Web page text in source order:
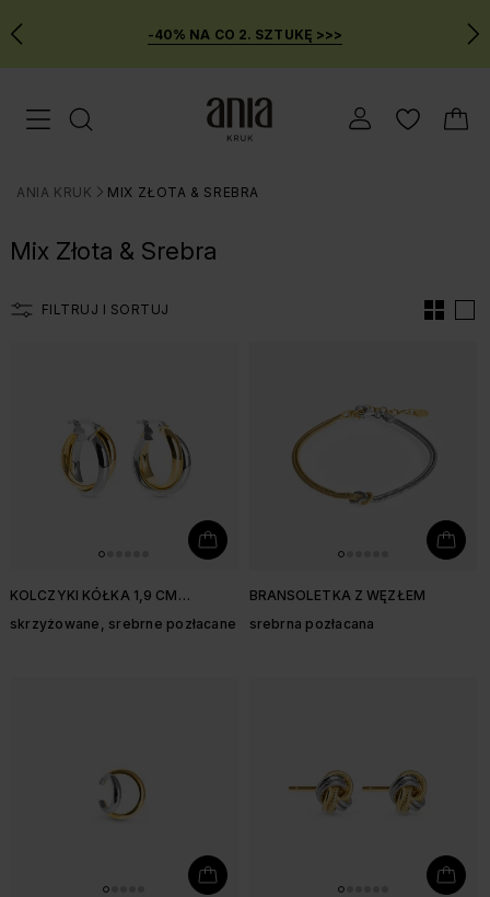
Przejdź
do
FILTRÓW
MENU
-40% NA CO 2. SZTUKĘ >>>
Menu mobilne
ANIA KRUK
>
MIX ZŁOTA & SREBRA
Mix Złota & Srebra
FILTRUJ I SORTUJ
KOLCZYKI KÓŁKA 1,9 CM
skrzyżowane, srebrne pozłacane
BRANSOLETKA Z WĘZŁEM
srebrna pozłacana